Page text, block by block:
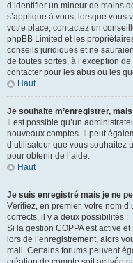
d’identifier un mineur de moins
s’applique à vous, lorsque vous
votre place, contactez un
phpBB Limited et les
conseils juridiques et ne
de toutes sortes, à l’exception
contacter pour les abus ou les
Haut
Je souhaite m’enregistrer,
Il est possible qu’un
nouveaux comptes. Il peut
d’utilisateur que vous souhaitez
pour obtenir de l’aide.
Haut
Je suis enregistré mais je ne
Vérifiez, en premier, votre nom
corrects, il y a deux possibilités :
Si la gestion COPPA est active
lors de l’enregistrement, alors
mail. Certains forums peuvent